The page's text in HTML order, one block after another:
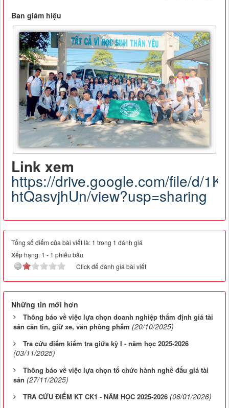
Ban giám hiệu
Link xem
https://drive.google.com/file/d/
htQasvjhUn/view?usp=sharing
Tổng số điểm của bài viết là: 1 trong 1 đánh giá
Xếp hạng: 1 - 1 phiếu bầu
Click để đánh giá bài viết
Những tin mới hơn
Thông báo về việc lựa chọn doanh nghiệp thẩm định giá tài
sản căn tin, giữ xe, văn phòng phẩm (20/10/2025)
Tra cứu điểm kiểm tra giữa kỳ I - năm học 2025-2026
(03/11/2025)
Thông báo về việc lựa chọn tổ chức hành nghề đấu giá tài
sản (27/11/2025)
TRA CỨU ĐIỂM KT CK1 - NĂM HỌC 2025-2026 (06/01/2026)